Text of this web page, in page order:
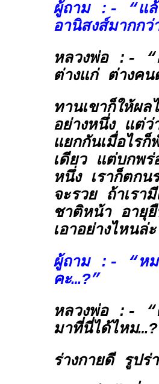
ผู้ถาม :- “แล้
อานิสงส์มากกว่
หลวงพ่อ :- “
ต่างแก่ ต่างคน
ทานเขาก็ให้ผ
อย่างหนึ่ง แต่
แยกกันเมื่อไร
เดียว แต่บกพ
หนึ่ง เราก็ตกน
จะรวย ถ้าเรา
ชาติหน้า อายุ
เอาอย่างไหนล่
ผู้ถาม :- “หมา
คะ…?”
หลวงพ่อ :- “
มาที่นี่ได้ไหม…?
ร่างกายดี รูปร่